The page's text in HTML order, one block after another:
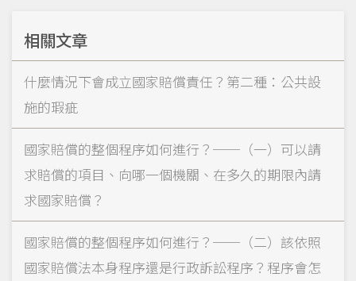
相關文章
什麼情況下會成立國家賠償責任？第二種：公共設
施的瑕疵
國家賠償的整個程序如何進行？──（一）可以請
求賠償的項目、向哪一個機關、在多久的期限內請
求國家賠償？
國家賠償的整個程序如何進行？──（二）該依照
國家賠償法本身程序還是行政訴訟程序？程序會怎